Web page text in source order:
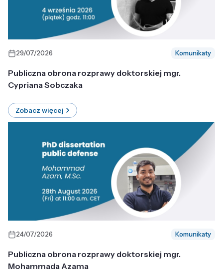
29/07/2026 Komunikaty
Publiczna obrona rozprawy doktorskiej mgr.
Cypriana Sobczaka
Zobacz więcej
24/07/2026 Komunikaty
Publiczna obrona rozprawy doktorskiej mgr.
Mohammada Azama